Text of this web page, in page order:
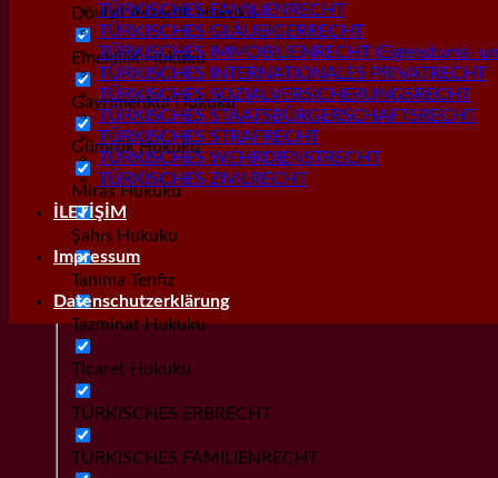
Dövizli Askerlik Hukuku
Emeklilik Hukuku
Gayrımenkul Hukuku
Gümrük Hukuku
Miras Hukuku
Şahıs Hukuku
Tanıma Tenfiz
Tazminat Hukuku
Ticaret Hukuku
TÜRKISCHES ERBRECHT
TÜRKISCHES FAMILIENRECHT
TÜRKISCHES FAMILIENRECHT
TÜRKISCHES GLÄUBIGERRECHT
TÜRKISCHES IMMOBILIENRECHT (Eigenstums-
TÜRKISCHES INTERNATIONALES PRIVATRECHT
TÜRKISCHES SOZIALVERSICHERUNGSRECHT
TÜRKISCHES STAATSBÜRGERSCHAFTSRECHT
TÜRKISCHES STRAFRECHT
TÜRKISCHES WEHRDIENSTRECHT
TÜRKISCHES ZIVILRECHT
İLETİŞİM
Impressum
Datenschutzerklärung